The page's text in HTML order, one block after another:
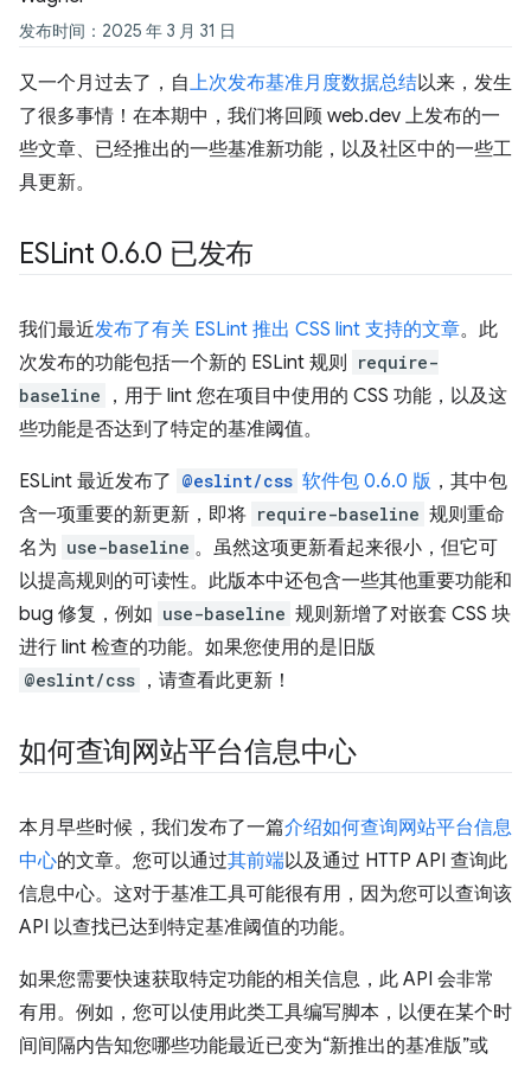
发布时间：2025 年 3 月 31 日
又一个月过去了，自上次发布基准月度数据总结以来，发生
了很多事情！在本期中，我们将回顾 web.dev 上发布的一
些文章、已经推出的一些基准新功能，以及社区中的一些工
具更新。
ESLint 0.6.0 已发布
我们最近发布了有关 ESLint 推出 CSS lint 支持的文章。此
次发布的功能包括一个新的 ESLint 规则
require-
baseline
，用于 lint 您在项目中使用的 CSS 功能，以及这
些功能是否达到了特定的基准阈值。
ESLint 最近发布了 @eslint/css 软件包 0.6.0 版 ，其中包
含一项重要的新更新，即将 require-baseline 规则重命
名为 use-baseline 。虽然这项更新看起来很小，但它可
以提高规则的可读性。此版本中还包含一些其他重要功能和
bug 修复，例如 use-baseline 规则新增了对嵌套 CSS 块
进行 lint 检查的功能。如果您使用的是旧版
@eslint/css ，请查看此更新！
如何查询网站平台信息中心
本月早些时候，我们发布了一篇介绍如何查询网站平台信息
中心的文章。您可以通过其前端以及通过 HTTP API 查询此
信息中心。这对于基准工具可能很有用，因为您可以查询该
API 以查找已达到特定基准阈值的功能。
如果您需要快速获取特定功能的相关信息，此 API 会非常
有用。例如，您可以使用此类工具编写脚本，以便在某个时
间间隔内告知您哪些功能最近已变为“新推出的基准版”或